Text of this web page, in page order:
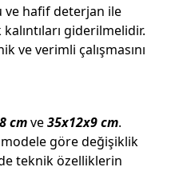
ve hafif deterjan ile
giderilmelidir.
ve verimli çalışmasını
cmve35x12x9 cm.
modele göre değişiklik
teknik özelliklerin